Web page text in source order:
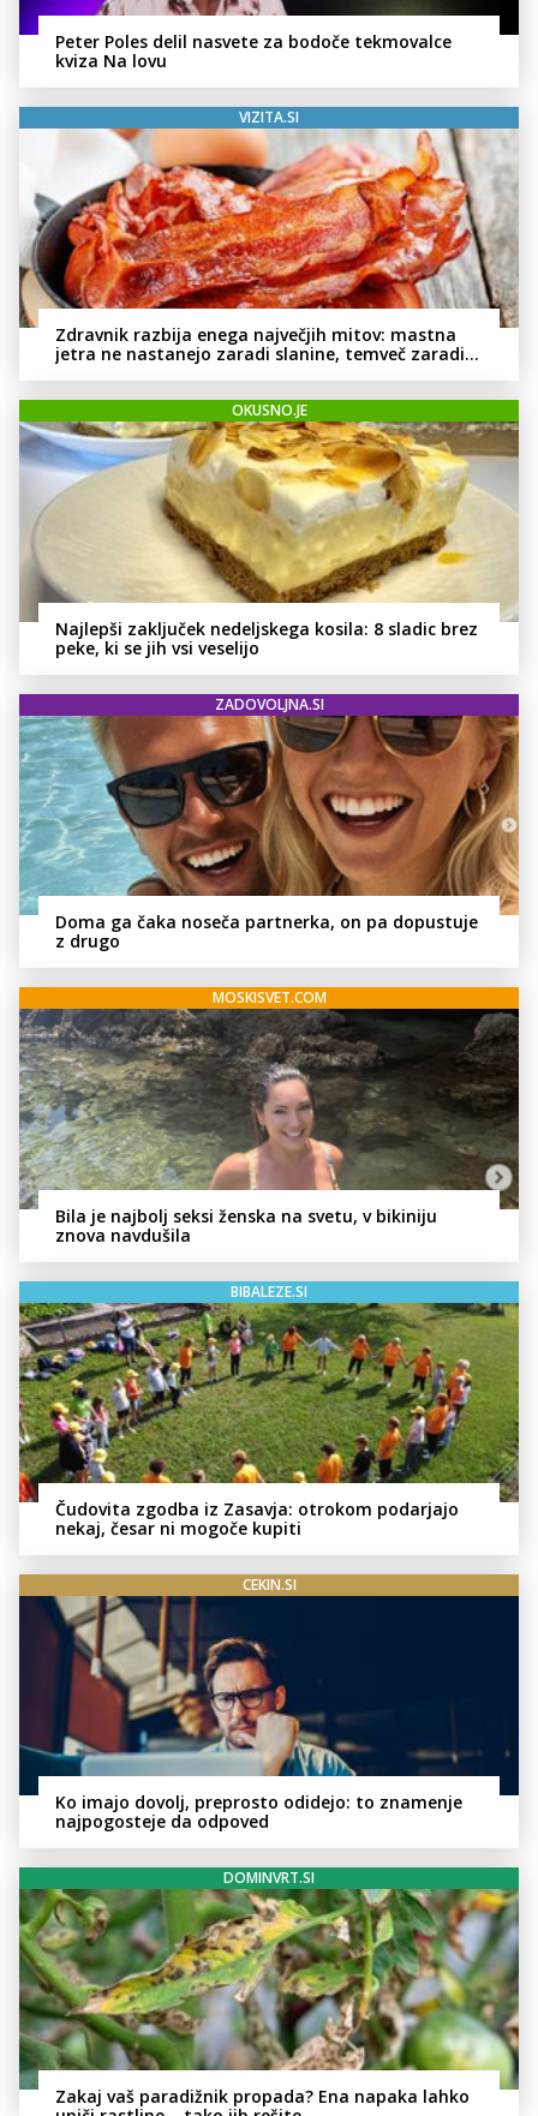
Peter Poles delil nasvete za bodoče tekmovalce
kviza Na lovu
VIZITA.SI
Zdravnik razbija enega največjih mitov: mastna
jetra ne nastanejo zaradi slanine, temveč zaradi
OKUSNO.JE
Najlepši zaključek nedeljskega kosila: 8 sladic brez
peke, ki se jih vsi veselijo
ZADOVOLJNA.SI
Doma ga čaka noseča partnerka, on pa dopustuje
z drugo
MOSKISVET.COM
Bila je najbolj seksi ženska na svetu, v bikiniju
znova navdušila
BIBALEZE.SI
Čudovita zgodba iz Zasavja: otrokom podarjajo
nekaj, česar ni mogoče kupiti
CEKIN.SI
Ko imajo dovolj, preprosto odidejo: to znamenje
najpogosteje da odpoved
DOMINVRT.SI
Zakaj vaš paradižnik propada? Ena napaka lahko